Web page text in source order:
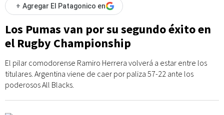
+ Agregar El Patagonico en
Los Pumas van por su segundo éxito en
el Rugby Championship
El pilar comodorense Ramiro Herrera volverá a estar entre los
titulares. Argentina viene de caer por paliza 57-22 ante los
poderosos All Blacks.